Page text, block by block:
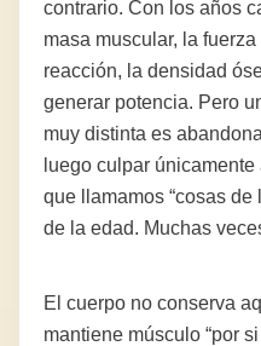
contrario. Con los años
masa muscular, la
reacción, la densidad
generar potencia. Pero
muy distinta es
luego culpar
que llamamos “cosas de
de la edad. Muchas
El cuerpo no conserva
mantiene músculo “por